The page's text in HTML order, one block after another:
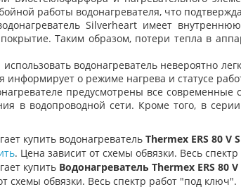
работы водонагревателя, что
Silverheartимеет внутреннюю
Таким образом, потери тепла в
водонагреватель невероятно
информирует о режиме нагрева и статусе
предусмотрены все
в водопроводной сети. Кроме того, в
купить водонагреватель Thermex ERS 80 V
. Цена зависит от схемы обвязки. Весь
купить Водонагреватель Thermex ERS 80
схемы обвязки. Весь спектр работ "под ключ".